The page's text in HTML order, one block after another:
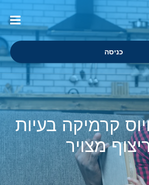
כניסה
קרמיקה בעיות
מצויר